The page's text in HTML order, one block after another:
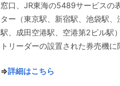
窓口、JR東海の5489サービスの
ター（東京駅、新宿駅、池袋駅
駅、成田空港駅、空港第2ビル駅
トリーダーの設置された券売機に
⇒詳細はこちら